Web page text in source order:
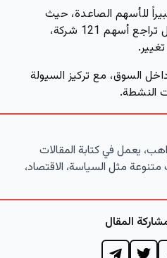
للأسهم الصاعدة، حيث
ارتفعت أسهم 220 شركة مقابل تراجع أسهم 121 شركة،
السوق، مع تركيز السيولة
النشطة.
يعمل في كتابة المقالات
متنوعة مثل السياسة، الاقتصاد،
المقال